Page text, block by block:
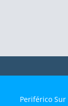
Periférico